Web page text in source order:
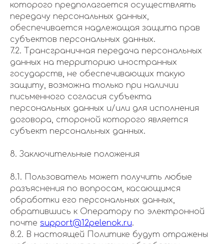
которого предполагается осуществлять
передачу персональных данных,
обеспечивается надлежащая защита прав
субъектов персональных данных.
7.2. Трансграничная передача персональных
данных на территорию иностранных
государств, не обеспечивающих такую
защиту, возможна только при наличии
письменного согласия субъекта
персональных данных и/или для исполнения
договора, стороной которого является
субъект персональных данных.
8. Заключительные положения
8.1. Пользователь может получить любые
разъяснения по вопросам, касающимся
обработки его персональных данных,
обратившись к Оператору по электронной
почте support@12pelenok.ru.
8.2. В настоящей Политике будут отражены